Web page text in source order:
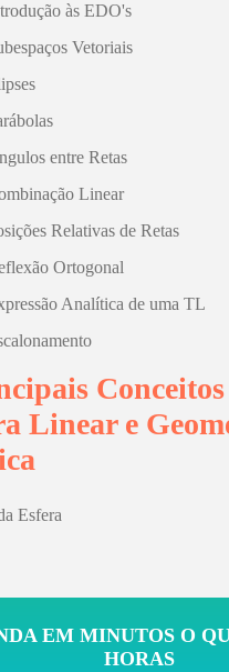
às EDO's
Vetoriais
entre Retas
Linear
Relativas de Retas
Ortogonal
Analítica de uma TL
Conceitos
Linear e
Esfera
EM MINUTOS O
HORAS